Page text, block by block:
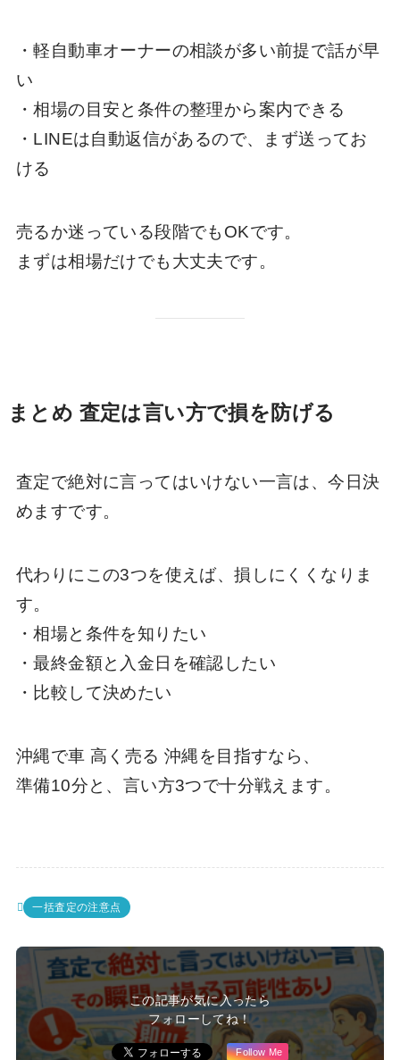
・軽自動車オーナーの相談が多い前提で話が早
い
・相場の目安と条件の整理から案内できる
・LINEは自動返信があるので、まず送ってお
ける
売るか迷っている段階でもOKです。
まずは相場だけでも大丈夫です。
まとめ 査定は言い方で損を防げる
査定で絶対に言ってはいけない一言は、今日決
めますです。
代わりにこの3つを使えば、損しにくくなりま
す。
・相場と条件を知りたい
・最終金額と入金日を確認したい
・比較して決めたい
沖縄で車 高く売る 沖縄を目指すなら、
準備10分と、言い方3つで十分戦えます。
一括査定の注意点
この記事が気に入ったら
フォローしてね！
Follow Me